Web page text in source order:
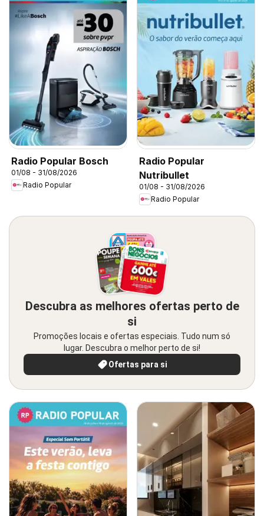
Radio Popular Bosch
01/08 - 31/08/2026
Radio Popular
Radio Popular
Nutribullet
01/08 - 31/08/2026
Radio Popular
Descubra as melhores ofertas perto de
si
Promoções locais e ofertas especiais. Tudo num só
lugar. Descubra o melhor perto de si!
Ofertas para si